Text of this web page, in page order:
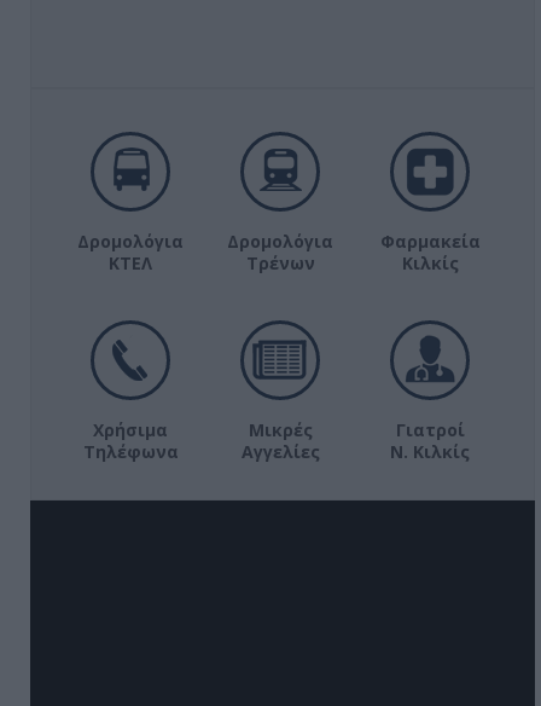
Δρομολόγια
ΚΤΕΛ
Δρομολόγια
Τρένων
Φαρμακεία
Κιλκίς
Χρήσιμα
Τηλέφωνα
Μικρές
Αγγελίες
Γιατροί
Ν. Κιλκίς